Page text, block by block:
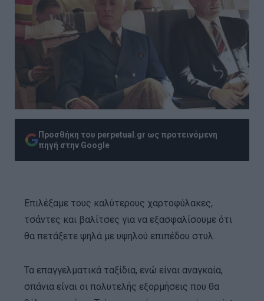
Προσθήκη του perpetual.gr ως προτεινόμενη
πηγή στην Google
Επιλέξαμε τους καλύτερους χαρτοφύλακες,
τσάντες και βαλίτσες για να εξασφαλίσουμε ότι
θα πετάξετε ψηλά με υψηλού επιπέδου στυλ.
Τα επαγγελματικά ταξίδια, ενώ είναι αναγκαία,
σπάνια είναι οι πολυτελής εξορμήσεις που θα